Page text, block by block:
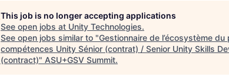
This job is no longer accepting applications
See open jobs at Unity Technologies.
See open jobs similar to "Gestionnaire de l’écosystème
compétences Unity Sénior (contrat) / Senior Unity Skills
(contract)" ASU+GSV Summit.